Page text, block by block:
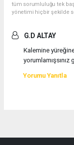
tüm sorumluluğu tek
yönetimi hiçbir şekilde
G.D ALTAY
Kalemine
Yorumu Yanıtla